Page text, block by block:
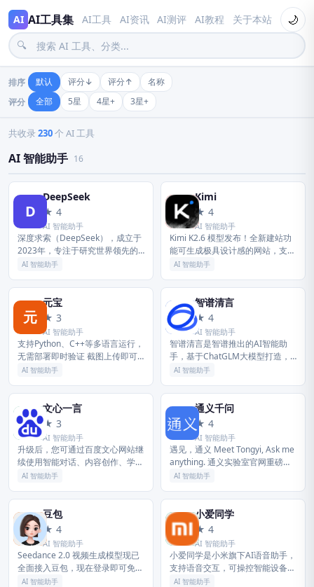
AI AI工具集
🔍
AI工具 AI资讯 AI测评 AI教程 关于本站 🌙
排序 默认 评分↓ 评分↑
名称
评分
全部 5星 4星+ 3星+
AI 应用全景导航
共收录230个 AI 工具
AI 智能助手 16
D
DeepSeek
★ 4
AI 智能助手
深度求索（DeepSeek），成立于
2023年，专注于研究世界领先的
通用人工智能底层模型与技术，挑
训练框架、自建智算集群和万...
AI 智能助手
K
Kimi
★ 4
AI 智能助手
Kimi K2.6 模型发布！全新建站功
能可生成极具设计感的网站，支持
轻量后端模块；Agent 集群全面升
能。Claw...
AI 智能助手
元
元宝
★ 3
AI 智能助手
支持Python、C++等多语言运行，
无需部署即时验证 截图上传即可
搜索，即问即答效率倍增 支持 AI
按下快捷键Opti...
AI 智能助手
智
智谱清言
★ 4
AI 智能助手
智谱清言是智谱推出的AI智能助
手，基于ChatGLM大模型打造，
支持聊天互动、知识问答、内容创
问题。
AI 智能助手
文
文心一言
★ 3
AI 智能助手
升级后，您可通过百度文心网站继
续使用智能对话、内容创作、学习
办公、信息查询等功能，并体验最
将进一步优化网页端服务入口与使
用体...
AI 智能助手
通
通义千问
★ 4
AI 智能助手
遇见，通义 Meet Tongyi, Ask me
anything. 通义实验室官网重磅升
级，汇聚全系列大模型、最新行业
掌...
AI 智能助手
豆
豆包
★ 4
AI 智能助手
Seedance 2.0 视频生成模型现已
全面接入豆包，现在登录即可免费
使用！豆包 是你的 AI 聊天智能对
AI 智能助手
小
小爱同学
★ 4
AI 智能助手
小爱同学是小米旗下AI语音助手，
支持语音交互，可操控智能设备、
查询信息、设置日程、提供生活服
AI 智能助手